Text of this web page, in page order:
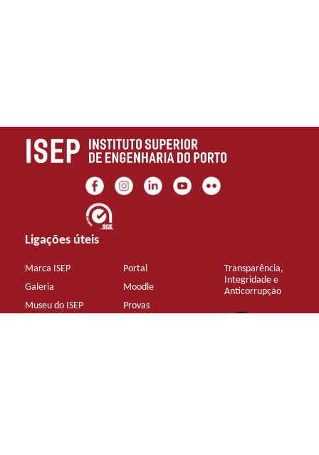
Ligações úteis
Marca ISEP
Galeria
Museu do ISEP
Portal
Moodle
Provas
Transparência,
Integridade e
Anticorrupção